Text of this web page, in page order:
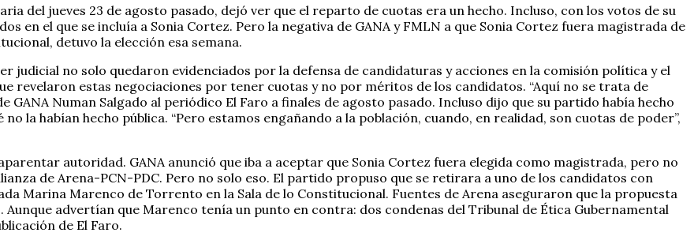
del jueves 23 de agosto pasado, dejó ver que el reparto de cuotas era un hecho. Incluso, con los votos de su
en el que se incluía a Sonia Cortez. Pero la negativa de GANA y FMLN a que Sonia Cortez fuera magistrada de
detuvo la elección esa semana.
judicial no solo quedaron evidenciados por la defensa de candidaturas y acciones en la comisión política y el
revelaron estas negociaciones por tener cuotas y no por méritos de los candidatos. “Aquí no se trata de
Numan Salgado al periódico El Faro a finales de agosto pasado. Incluso dijo que su partido había hecho
la habían hecho pública. “Pero estamos engañando a la población, cuando, en realidad, son cuotas de poder”,
autoridad. GANA anunció que iba a aceptar que Sonia Cortez fuera elegida como magistrada, pero no
de Arena-PCN-PDC. Pero no solo eso. El partido propuso que se retirara a uno de los candidatos con
Marina Marenco de Torrento en la Sala de lo Constitucional. Fuentes de Arena aseguraron que la propuesta
advertían que Marenco tenía un punto en contra: dos condenas del Tribunal de Ética Gubernamental
de El Faro.